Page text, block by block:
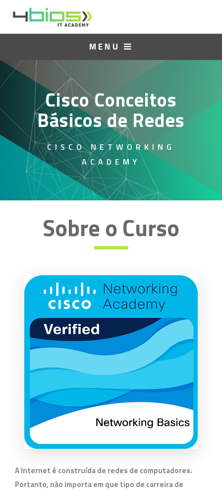
MENU
Cisco Conceitos
Básicos de Redes
CISCO NETWORKING
ACADEMY
Sobre o Curso
A Internet é construída de redes de computadores.
Portanto, não importa em que tipo de carreira de